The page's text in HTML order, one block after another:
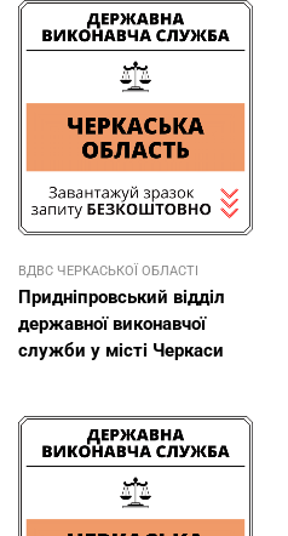
ВДВС ЧЕРКАСЬКОЇ ОБЛАСТІ
Придніпровський відділ
державної виконавчої
служби у місті Черкаси